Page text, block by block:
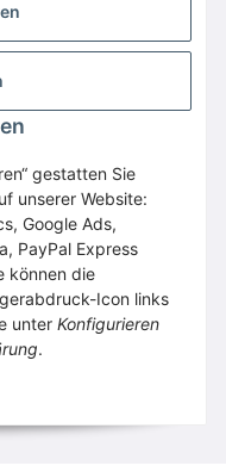
gestatten Sie
unserer Website:
Google Ads,
PayPal Express
können die
Icon links
unter Konfigurieren
.
zzgl.